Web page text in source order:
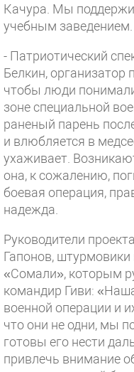
Качура. Мы
учебным заведением.
- Патриотический
Белкин, организатор
чтобы люди
зоне специальной
раненый парень
и влюбляется в
ухаживает.
она, к сожалению,
боевая операция,
надежда.
Руководители
Гапонов, штурмовики
«Сомали», которым
командир Гиви:
военной операции и
что они не одни, мы
готовы его нести
привлечь внимание